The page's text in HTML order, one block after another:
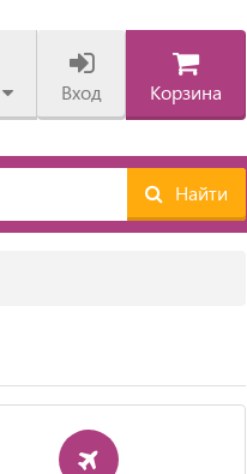
Вход Корзина
Найти